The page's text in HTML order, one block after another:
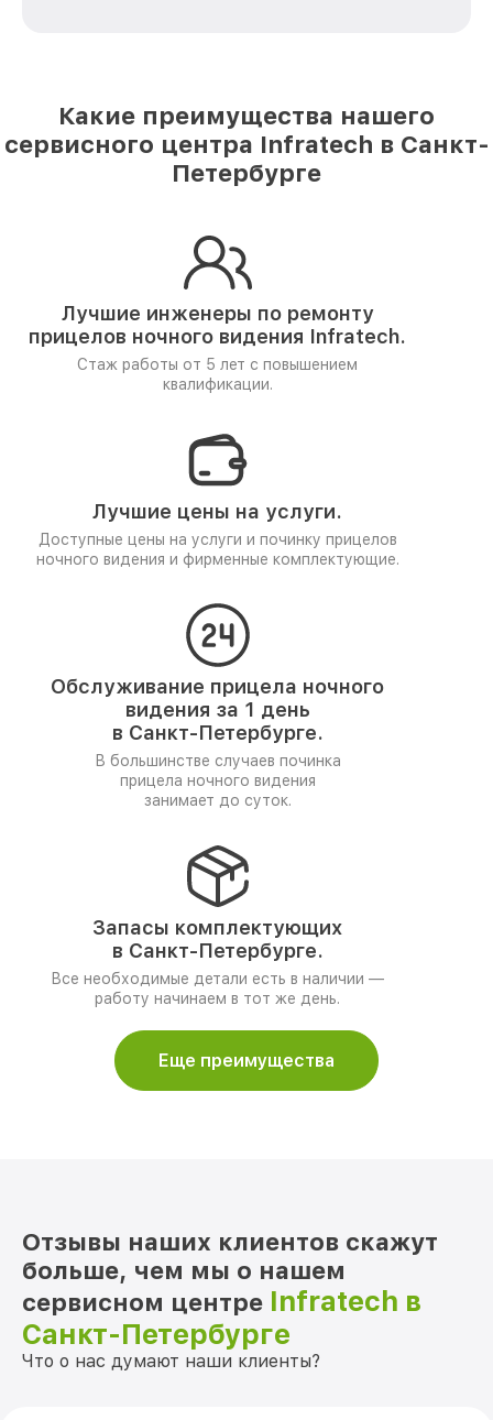
Какие преимущества нашего
сервисного центра Infratech в Санкт-
Петербурге
Лучшие инженеры по ремонту
прицелов ночного видения Infratech.
Стаж работы от 5 лет с повышением
квалификации.
Лучшие цены на услуги.
Доступные цены на услуги и починку прицелов
ночного видения и фирменные комплектующие.
Обслуживание прицела ночного
видения за 1 день
в Санкт-Петербурге.
В большинстве случаев починка
прицела ночного видения
занимает до суток.
Запасы комплектующих
в Санкт-Петербурге.
Все необходимые детали есть в наличии —
работу начинаем в тот же день.
Еще преимущества
Отзывы наших клиентов скажут
больше, чем мы о нашем
сервисном центре Infratech в
Санкт-Петербурге
Что о нас думают наши клиенты?